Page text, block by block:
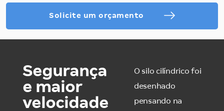
Solicite um orçamento
Segurança
e maior
velocidade
O silo cilíndrico foi
desenhado
pensando na